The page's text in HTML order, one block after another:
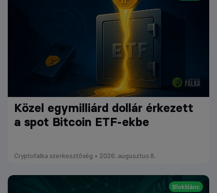
Közel egymilliárd dollár érkezett
a spot Bitcoin ETF-ekbe
Cryptofalka szerkesztőség • 2026. augusztus 8.
Blokklánc